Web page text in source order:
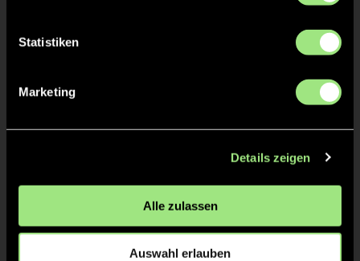
Statistiken
Marketing
Details zeigen
Alle zulassen
Auswahl erlauben
Wolf
Zurück zur Startseite